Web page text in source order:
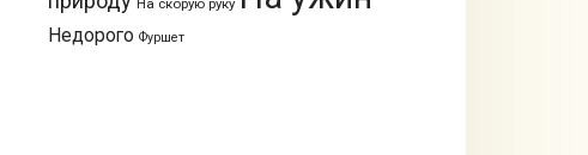
На скорую руку
Недорого Фуршет